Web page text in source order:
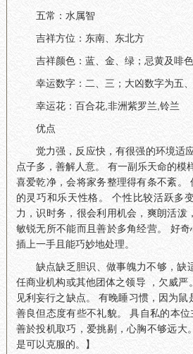
五常：水属智
吉祥方位：东南、东北方
吉祥颜色：蓝、金、绿；忌黄及啡色
幸运数字：二、三；大凶数字为五
幸运花：百合花,非洲紫罗兰,铃兰
优点
觉力强，反应快，有很强的环境适
点子多，善解人意。 有一副乐天命的模
喜爱乾净，会将家务整理得有条不紊。
的灵巧和乐天性格。 个性比较活跃多
力，识时务，很会利用机会，爽朗活泼
敏锐无所不能而且善於多角经营。 好
插上一手且能巧妙地处理。
缺点缺乏胆识、做事魄力不够，缺
任商业机构或其他团体之领导 ，欠威严
见利妄行之缺点。 有晚睡习惯，因为鼠
善良但态度有些不礼貌。 具自私的本位
善於投机取巧，爱挑剔，心胸不够远大
是可以克服的。】